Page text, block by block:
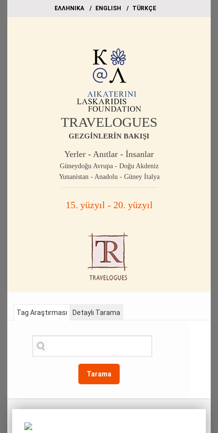
EΛΛΗΝΙΚΑ ΕΝGLISH TÜRKÇE
TRAVELOGUES
GEZGİNLERİN BAKIŞI
Yerler - Anıtlar - İnsanlar
Güneydoğu Avrupa - Doğu Akdeniz
Yunanistan - Anadolu - Güney İtalya
15. yüzyıl - 20. yüzyıl
Tag Araştırması
Tarama
Detaylı Tarama